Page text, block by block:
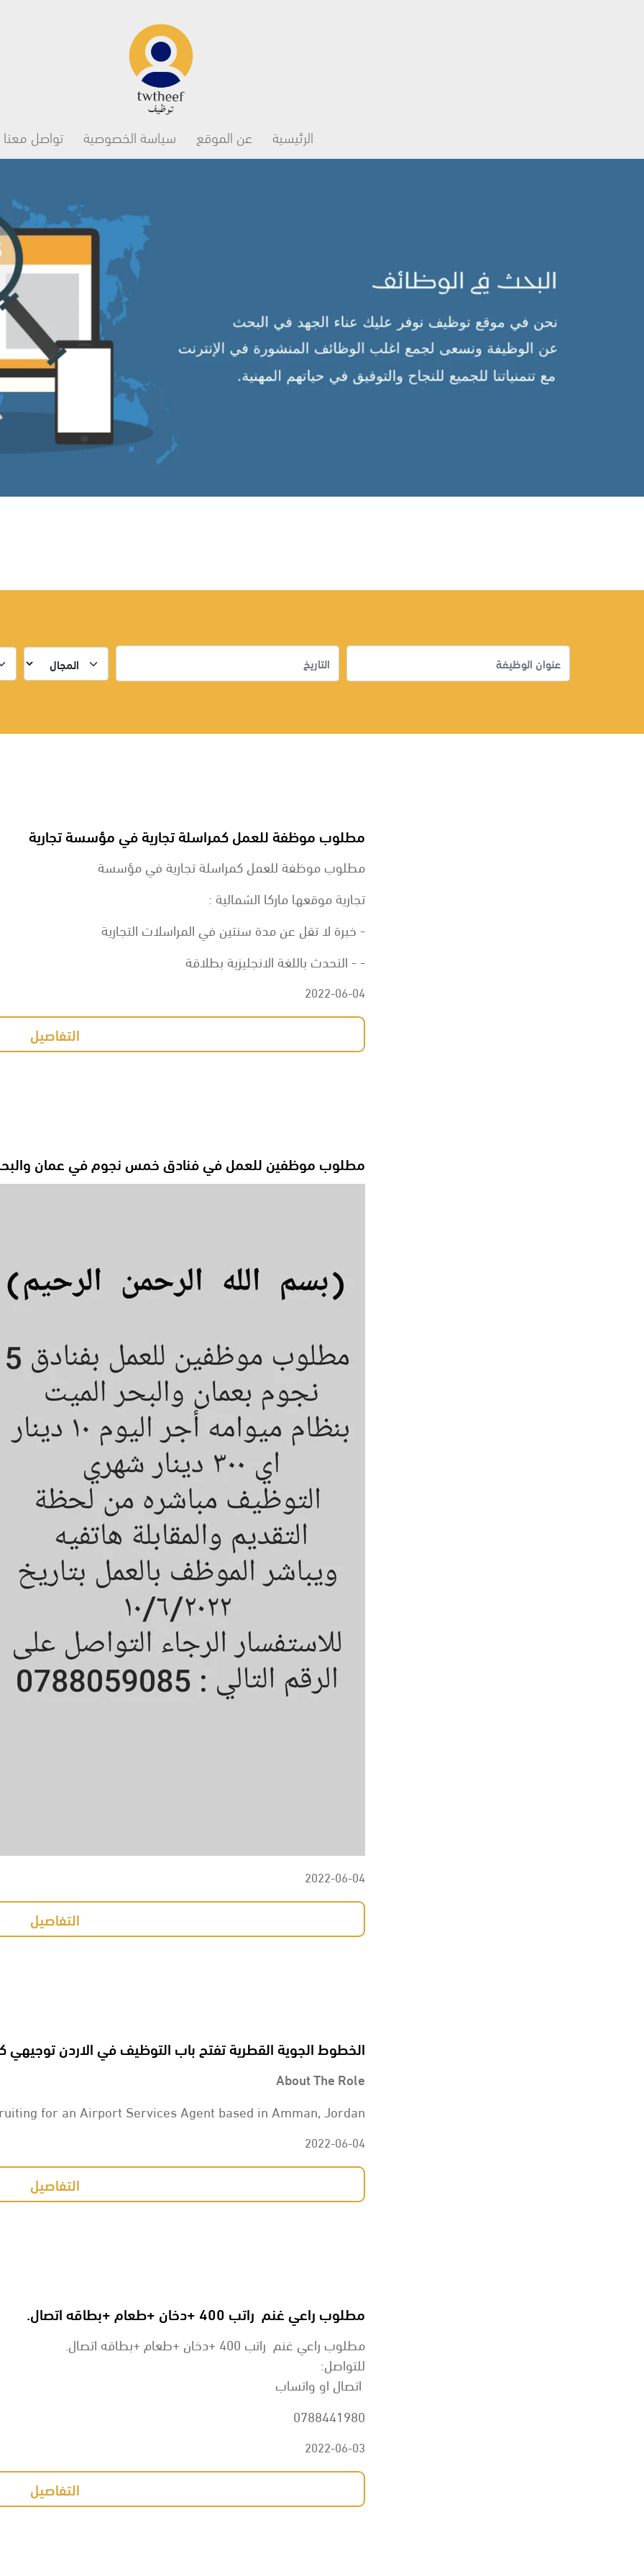
Main navigation
الرئيسية عن الموقع سياسة الخصوصية تواصل معنا
مطلوب موظفة للعمل كمراسلة تجارية في مؤسسة تجارية
مطلوب موظفة للعمل كمراسلة تجارية في مؤسسة
تجارية موقعها ماركا الشمالية :
- خبرة لا تقل عن مدة سنتين في المراسلات التجارية
- - التحدث باللغة الانجليزية بطلاقة
2022-06-04
التفاصيل
مطلوب موظفين للعمل في فنادق خمس نجوم في عمان
2022-06-04
التفاصيل
الخطوط الجوية القطرية تفتح باب التوظيف في الاردن توجيهي
About The Role
for an Airport Services Agent based in Amman, Jordan.
2022-06-04
التفاصيل
مطلوب راعي غنم راتب 400 +دخان +طعام +بطاقه اتصال.
مطلوب راعي غنم راتب 400 +دخان +طعام +بطاقه اتصال.
للتواصل:
اتصال او واتساب
0788441980
2022-06-03
التفاصيل